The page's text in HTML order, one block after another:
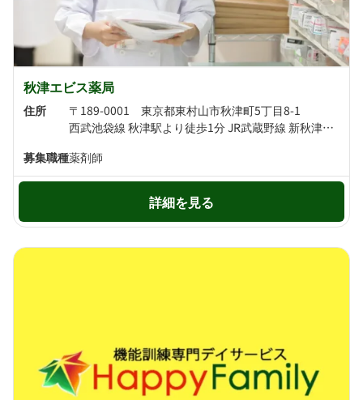
秋津エビス薬局
住所
〒189-0001 東京都東村山市秋津町5丁目8-1
西武池袋線 秋津駅より徒歩1分 JR武蔵野線 新秋津駅より徒歩3分
募集職種薬剤師
詳細を見る